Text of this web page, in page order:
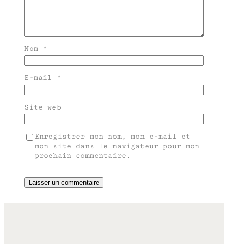
Nom *
E-mail *
Site web
Enregistrer mon nom, mon e-mail et
mon site dans le navigateur pour mon
prochain commentaire.